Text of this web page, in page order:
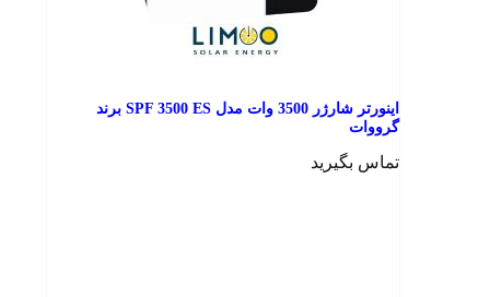
اینورتر شارژر 3500 وات مدل SPF 3500 ES برند
گرووات
تماس بگیرید